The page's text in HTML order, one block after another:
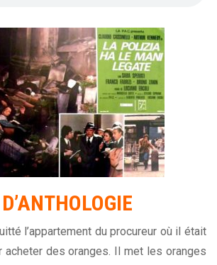
l’appartement du procureur où il était
acheter des oranges. Il met les oranges